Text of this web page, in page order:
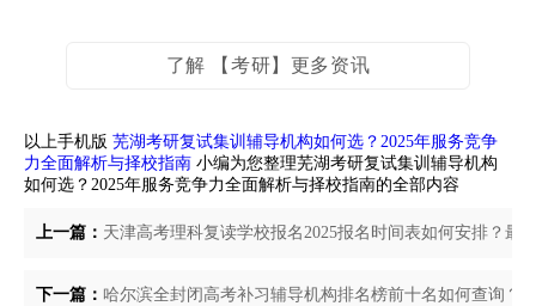
了解 【考研】更多资讯
以上手机版 芜湖考研复试集训辅导机构如何选？2025年服务竞争
力全面解析与择校指南 小编为您整理芜湖考研复试集训辅导机构
如何选？2025年服务竞争力全面解析与择校指南的全部内容
上一篇： 天津高考理科复读学校报名2025报名时间表如何安排？最
下一篇： 哈尔滨全封闭高考补习辅导机构排名榜前十名如何查询？